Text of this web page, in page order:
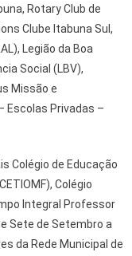
Rotary Club de
Clube Itabuna Sul,
Legião da Boa
Social (LBV),
Missão e
Escolas Privadas –
Colégio de Educação
Colégio
Integral Professor
Sete de Setembro a
da Rede Municipal de